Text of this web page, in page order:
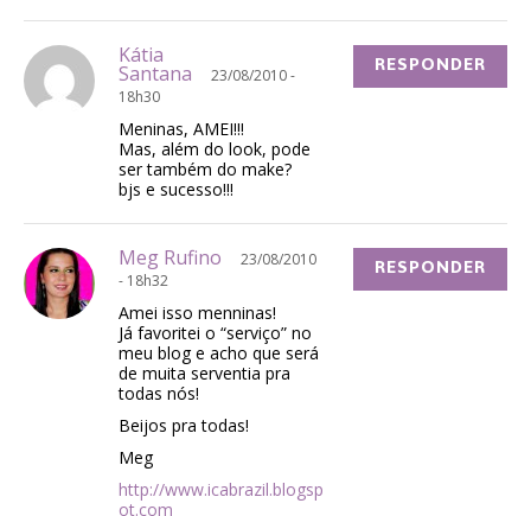
Kátia
Santana
23/08/2010 -
18h30
Meninas, AMEI!!!
Mas, além do look, pode
ser também do make?
bjs e sucesso!!!
RESPONDER
Meg Rufino
23/08/2010
- 18h32
Amei isso menninas!
Já favoritei o “serviço” no
meu blog e acho que será
de muita serventia pra
todas nós!
Beijos pra todas!
Meg
http://www.icabrazil.blogsp
ot.com
RESPONDER